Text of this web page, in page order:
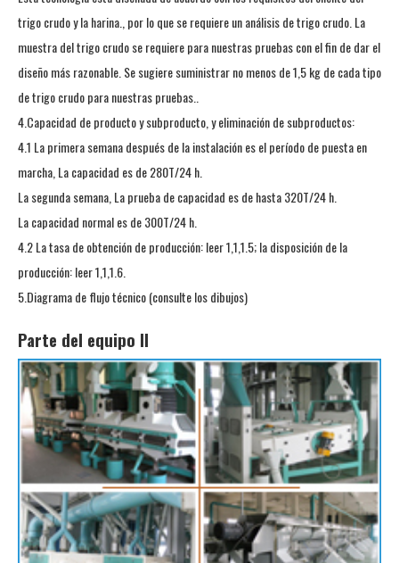
trigo crudo y la harina., por lo que se requiere un análisis de trigo crudo. La
muestra del trigo crudo se requiere para nuestras pruebas con el fin de dar el
diseño más razonable. Se sugiere suministrar no menos de 1,5 kg de cada tipo
de trigo crudo para nuestras pruebas..
4.Capacidad de producto y subproducto, y eliminación de subproductos:
4.1 La primera semana después de la instalación es el período de puesta en
marcha, La capacidad es de 280T/24 h.
La segunda semana, La prueba de capacidad es de hasta 320T/24 h.
La capacidad normal es de 300T/24 h.
4.2 La tasa de obtención de producción: leer 1,1,1.5; la disposición de la
producción: leer 1,1,1.6.
5.Diagrama de flujo técnico (consulte los dibujos)
Parte del equipo II